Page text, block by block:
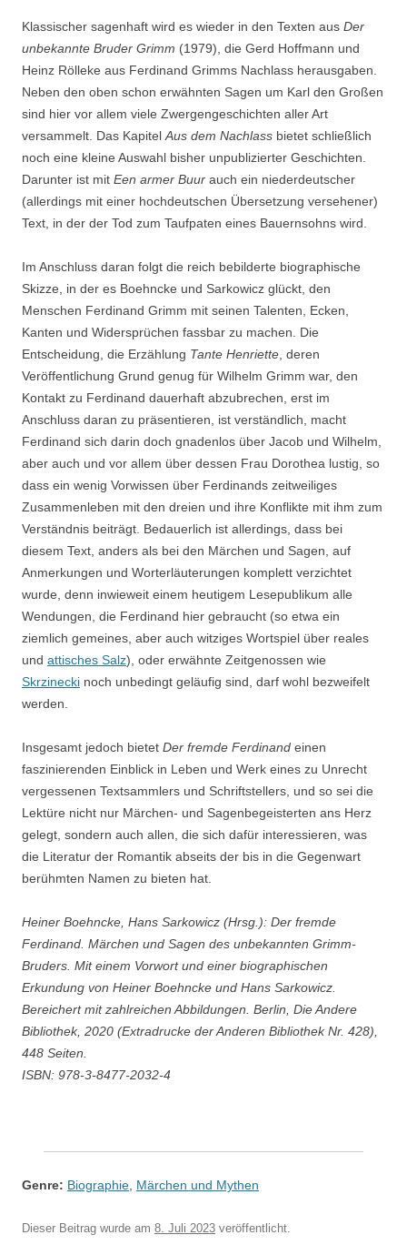
Klassischer sagenhaft wird es wieder in den Texten aus Der
unbekannte Bruder Grimm (1979), die Gerd Hoffmann und
Heinz Rölleke aus Ferdinand Grimms Nachlass herausgaben.
Neben den oben schon erwähnten Sagen um Karl den Großen
sind hier vor allem viele Zwergengeschichten aller Art
versammelt. Das Kapitel Aus dem Nachlass bietet schließlich
noch eine kleine Auswahl bisher unpublizierter Geschichten.
Darunter ist mit Een armer Buur auch ein niederdeutscher
(allerdings mit einer hochdeutschen Übersetzung versehener)
Text, in der der Tod zum Taufpaten eines Bauernsohns wird.
Im Anschluss daran folgt die reich bebilderte biographische
Skizze, in der es Boehncke und Sarkowicz glückt, den
Menschen Ferdinand Grimm mit seinen Talenten, Ecken,
Kanten und Widersprüchen fassbar zu machen. Die
Entscheidung, die Erzählung Tante Henriette , deren
Veröffentlichung Grund genug für Wilhelm Grimm war, den
Kontakt zu Ferdinand dauerhaft abzubrechen, erst im
Anschluss daran zu präsentieren, ist verständlich, macht
Ferdinand sich darin doch gnadenlos über Jacob und Wilhelm,
aber auch und vor allem über dessen Frau Dorothea lustig, so
dass ein wenig Vorwissen über Ferdinands zeitweiliges
Zusammenleben mit den dreien und ihre Konflikte mit ihm zum
Verständnis beiträgt. Bedauerlich ist allerdings, dass bei
diesem Text, anders als bei den Märchen und Sagen, auf
Anmerkungen und Worterläuterungen komplett verzichtet
wurde, denn inwieweit einem heutigem Lesepublikum alle
Wendungen, die Ferdinand hier gebraucht (so etwa ein
ziemlich gemeines, aber auch witziges Wortspiel über reales
und attisches Salz), oder erwähnte Zeitgenossen wie
Skrzinecki noch unbedingt geläufig sind, darf wohl bezweifelt
werden.
Insgesamt jedoch bietet Der fremde Ferdinand einen
faszinierenden Einblick in Leben und Werk eines zu Unrecht
vergessenen Textsammlers und Schriftstellers, und so sei die
Lektüre nicht nur Märchen- und Sagenbegeisterten ans Herz
gelegt, sondern auch allen, die sich dafür interessieren, was
die Literatur der Romantik abseits der bis in die Gegenwart
berühmten Namen zu bieten hat.
Heiner Boehncke, Hans Sarkowicz (Hrsg.): Der fremde
Ferdinand. Märchen und Sagen des unbekannten Grimm-
Bruders. Mit einem Vorwort und einer biographischen
Erkundung von Heiner Boehncke und Hans Sarkowicz.
Bereichert mit zahlreichen Abbildungen. Berlin, Die Andere
Bibliothek, 2020 (Extradrucke der Anderen Bibliothek Nr. 428),
448 Seiten.
ISBN: 978-3-8477-2032-4
Genre: Biographie Märchen und Mythen
Dieser Beitrag wurde am 8. Juli 2023 veröffentlicht.